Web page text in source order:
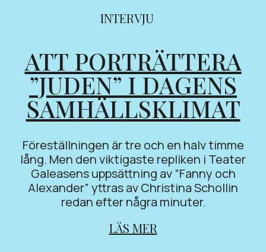
INTERVJU
ATT PORTRÄTTERA
”JUDEN” I DAGENS
SAMHÄLLSKLIMAT
Föreställningen är tre och en halv timme
lång. Men den viktigaste repliken i Teater
Galeasens uppsättning av ”Fanny och
Alexander” yttras av Christina Schollin
redan efter några minuter.
LÄS MER